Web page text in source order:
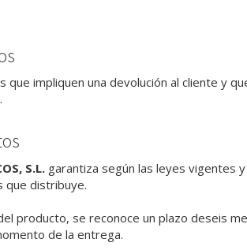
que impliquen una devolución al cliente y
S.L.garantiza según las leyes vigentes
que distribuye.
producto, se reconoce un plazo deseis
de la entrega.